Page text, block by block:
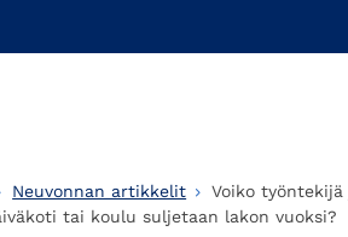
Neuvonnan artikkelit
Voiko
tai koulu suljetaan lakon vuoksi?